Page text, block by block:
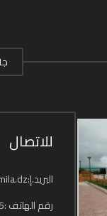
للاتصال
البريد.إ:admin.site@centre-univ-mila.dz
رقم الهاتف :45 00 45 031